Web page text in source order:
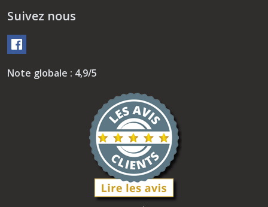
Suivez nous
Note globale : 4,9/5